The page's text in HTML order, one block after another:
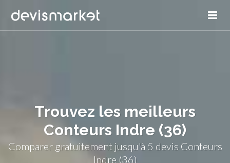
Trouvez les meilleurs
Conteurs Indre (36)
Comparer gratuitement jusqu'à 5 devis Conteurs
Indre (36)